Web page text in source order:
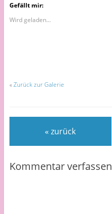
Gefällt mir:
Wird geladen...
«Zurück zur Galerie
« zurück
Kommentar verfassen